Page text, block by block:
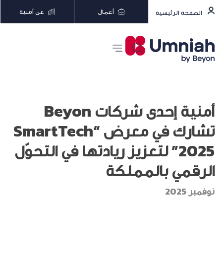
الصفحة الرئيسية أعمال عن أمنية
أمنية إحدى شركات Beyon
تشارك في معرض “SmartTech
2025” لتعزيز ريادتها في التحوّل
الرقمي بالمملكة
نوفمبر 2025